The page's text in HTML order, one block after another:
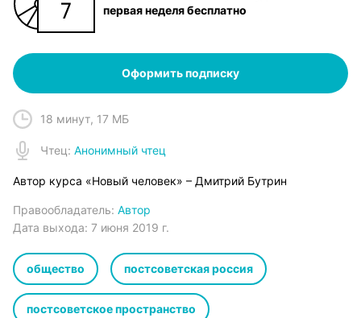
первая неделя бесплатно
Оформить подписку
18 минут, 17 МБ
Чтец: Анонимный чтец
Автор курса «Новый человек» – Дмитрий Бутрин
Правообладатель: Автор
Дата выхода: 7 июня 2019 г.
общество постсоветская россия
постсоветское пространство